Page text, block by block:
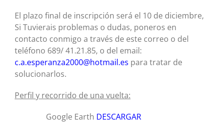
El plazo final de inscripción será el 10 de diciembre,
Si Tuvierais problemas o dudas, poneros en
contacto conmigo a través de este correo o del
teléfono 689/ 41.21.85, o del email:
c.a.esperanza2000@hotmail.es para tratar de
solucionarlos.
Perfil y recorrido de una vuelta:
Google Earth DESCARGAR